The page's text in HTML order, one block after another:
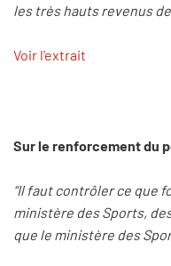
les très hauts revenus
Voir l'extrait
Sur le renforcement du
“Il faut contrôler ce que
ministère des Sports,
que le ministère des